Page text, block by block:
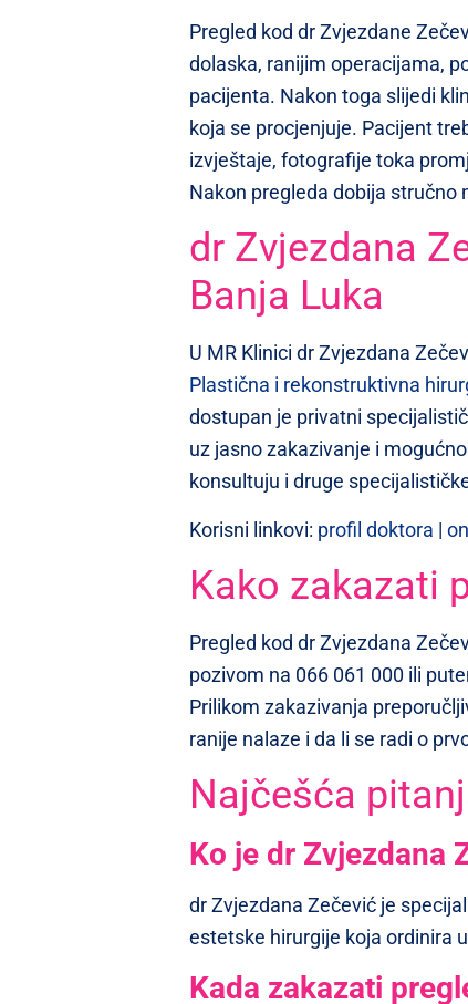
Pregled kod dr Zvjezdane
dolaska, ranijim operacijama,
pacijenta. Nakon toga slijedi
koja se procjenjuje. Pacijent
izvještaje, fotografije toka
Nakon pregleda dobija stručno
dr Zvjezdana
Banja Luka
U MR Klinici dr Zvjezdana
Plastična i rekonstruktivna
dostupan je privatni
uz jasno zakazivanje i
konsultuju i druge
Korisni linkovi: profil doktora |
Kako zakazati
Pregled kod dr Zvjezdana
pozivom na 066 061 000 ili
Prilikom zakazivanja
ranije nalaze i da li se radi o
Najčešća
Ko je dr Zvjezdana
dr Zvjezdana Zečević je
estetske hirurgije koja ordinira
Kada zakazati